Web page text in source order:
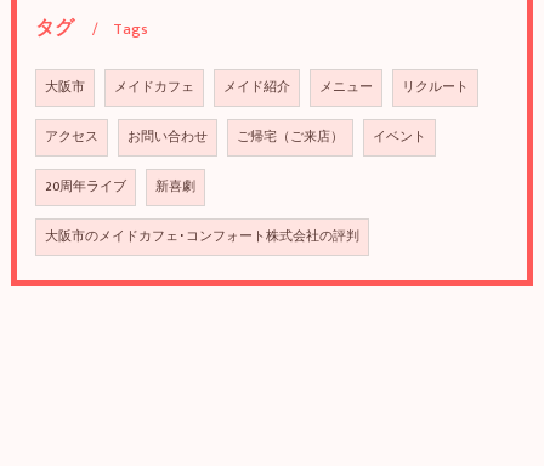
タグ Tags
大阪市 メイドカフェ メイド紹介 メニュー リクルート
アクセス お問い合わせ ご帰宅（ご来店） イベント
20周年ライブ 新喜劇
大阪市のメイドカフェ･コンフォート株式会社の評判